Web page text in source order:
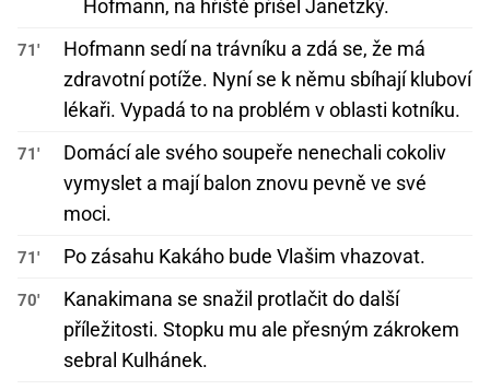
Hofmann, na hřiště přišel Janetzký.
71'
Hofmann sedí na trávníku a zdá se, že má
zdravotní potíže. Nyní se k němu sbíhají kluboví
lékaři. Vypadá to na problém v oblasti kotníku.
71'
Domácí ale svého soupeře nenechali cokoliv
vymyslet a mají balon znovu pevně ve své
moci.
71' Po zásahu Kakáho bude Vlašim vhazovat.
70'
Kanakimana se snažil protlačit do další
příležitosti. Stopku mu ale přesným zákrokem
sebral Kulhánek.